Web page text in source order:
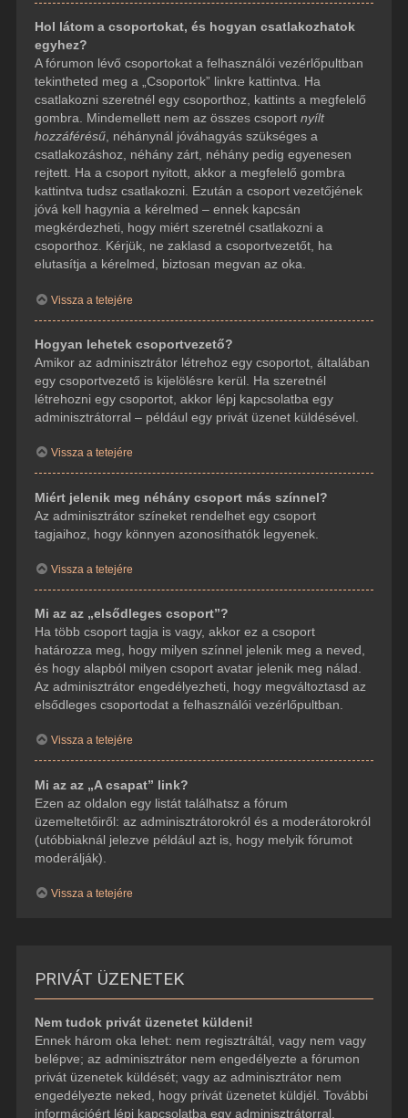
Hol látom a csoportokat, és hogyan csatlakozhatok
egyhez?
A fórumon lévő csoportokat a felhasználói vezérlőpultban
tekintheted meg a „Csoportok” linkre kattintva. Ha
csatlakozni szeretnél egy csoporthoz, kattints a megfelelő
gombra. Mindemellett nem az összes csoport nyílt
hozzáférésű, néhánynál jóváhagyás szükséges a
csatlakozáshoz, néhány zárt, néhány pedig egyenesen
rejtett. Ha a csoport nyitott, akkor a megfelelő gombra
kattintva tudsz csatlakozni. Ezután a csoport vezetőjének
jóvá kell hagynia a kérelmed – ennek kapcsán
megkérdezheti, hogy miért szeretnél csatlakozni a
csoporthoz. Kérjük, ne zaklasd a csoportvezetőt, ha
elutasítja a kérelmed, biztosan megvan az oka.
Vissza a tetejére
Hogyan lehetek csoportvezető?
Amikor az adminisztrátor létrehoz egy csoportot, általában
egy csoportvezető is kijelölésre kerül. Ha szeretnél
létrehozni egy csoportot, akkor lépj kapcsolatba egy
adminisztrátorral – például egy privát üzenet küldésével.
Vissza a tetejére
Miért jelenik meg néhány csoport más színnel?
Az adminisztrátor színeket rendelhet egy csoport
tagjaihoz, hogy könnyen azonosíthatók legyenek.
Vissza a tetejére
Mi az az „elsődleges csoport”?
Ha több csoport tagja is vagy, akkor ez a csoport
határozza meg, hogy milyen színnel jelenik meg a neved,
és hogy alapból milyen csoport avatar jelenik meg nálad.
Az adminisztrátor engedélyezheti, hogy megváltoztasd az
elsődleges csoportodat a felhasználói vezérlőpultban.
Vissza a tetejére
Mi az az „A csapat” link?
Ezen az oldalon egy listát találhatsz a fórum
üzemeltetőiről: az adminisztrátorokról és a moderátorokról
(utóbbiaknál jelezve például azt is, hogy melyik fórumot
moderálják).
Vissza a tetejére
PRIVÁT ÜZENETEK
Nem tudok privát üzenetet küldeni!
Ennek három oka lehet: nem regisztráltál, vagy nem vagy
belépve; az adminisztrátor nem engedélyezte a fórumon
privát üzenetek küldését; vagy az adminisztrátor nem
engedélyezte neked, hogy privát üzenetet küldjél. További
információért lépj kapcsolatba egy adminisztrátorral.